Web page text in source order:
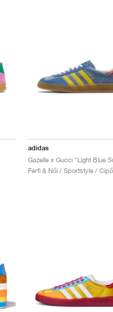
adidas
Gazelle x Gucci "Light Blue
Férfi & Női / Sportstyle /